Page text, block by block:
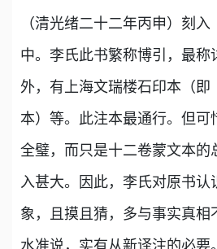
（清光绪二十二年丙申）刻入
中。李氏此书繁称博引，最
外，有上海文瑞楼石印本（即
本）等。此注本最通行。但可
全璧，而只是十二卷蒙文本的
入甚大。因此，李氏对原书
象，且摸且猜，多与事实真相
水准说，实有从新译注的必要。